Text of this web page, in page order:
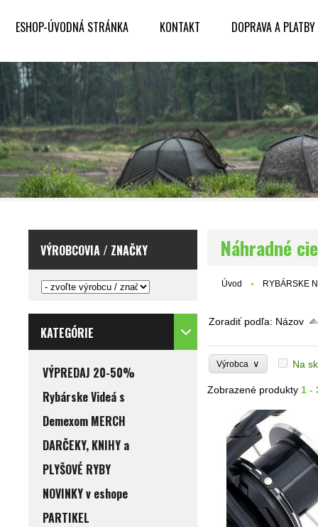
ESHOP-ÚVODNÁ STRÁNKA KONTAKT DOPRAVA A PLATBY
VÝROBCOVIA / ZNAČKY
KATEGÓRIE
VÝPREDAJ 20-50%
Rybárske Videá s
Demexom MERCH
DARČEKY, KNIHY a
PLYŠOVÉ RYBY
NOVINKY v eshope
PARTIKEL
Náhradné
Úvod RYBÁRSKE
Zoradiť podľa: Názov
Výrobca ∨ Na
Zobrazené produkty 1 -